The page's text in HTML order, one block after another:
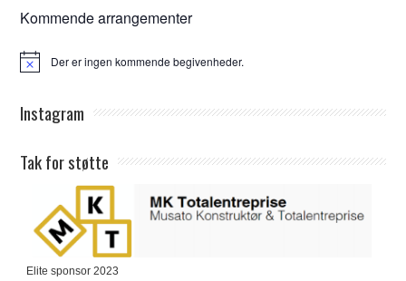
Kommende arrangementer
Notice Der er ingen kommende begivenheder.
Instagram
Tak for støtte
Elite sponsor 2023